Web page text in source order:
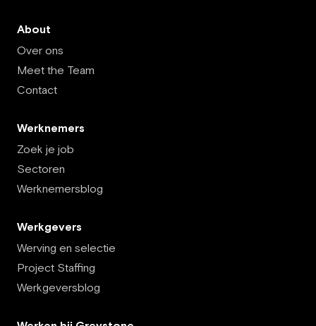
About
Over ons
Meet the Team
Contact
Werknemers
Zoek je job
Sectoren
Werknemersblog
Werkgevers
Werving en selectie
Project Staffing
Werkgeversblog